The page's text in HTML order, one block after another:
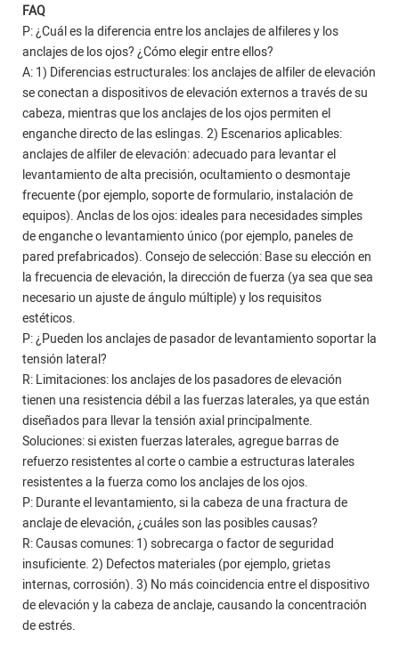
FAQ
P: ¿Cuál es la diferencia entre los anclajes de alfileres y los
anclajes de los ojos? ¿Cómo elegir entre ellos?
A: 1) Diferencias estructurales: los anclajes de alfiler de elevación
se conectan a dispositivos de elevación externos a través de su
cabeza, mientras que los anclajes de los ojos permiten el
enganche directo de las eslingas. 2) Escenarios aplicables:
anclajes de alfiler de elevación: adecuado para levantar el
levantamiento de alta precisión, ocultamiento o desmontaje
frecuente (por ejemplo, soporte de formulario, instalación de
equipos). Anclas de los ojos: ideales para necesidades simples
de enganche o levantamiento único (por ejemplo, paneles de
pared prefabricados). Consejo de selección: Base su elección en
la frecuencia de elevación, la dirección de fuerza (ya sea que sea
necesario un ajuste de ángulo múltiple) y los requisitos
estéticos.
P: ¿Pueden los anclajes de pasador de levantamiento soportar la
tensión lateral?
R: Limitaciones: los anclajes de los pasadores de elevación
tienen una resistencia débil a las fuerzas laterales, ya que están
diseñados para llevar la tensión axial principalmente.
Soluciones: si existen fuerzas laterales, agregue barras de
refuerzo resistentes al corte o cambie a estructuras laterales
resistentes a la fuerza como los anclajes de los ojos.
P: Durante el levantamiento, si la cabeza de una fractura de
anclaje de elevación, ¿cuáles son las posibles causas?
R: Causas comunes: 1) sobrecarga o factor de seguridad
insuficiente. 2) Defectos materiales (por ejemplo, grietas
internas, corrosión). 3) No más coincidencia entre el dispositivo
de elevación y la cabeza de anclaje, causando la concentración
de estrés.